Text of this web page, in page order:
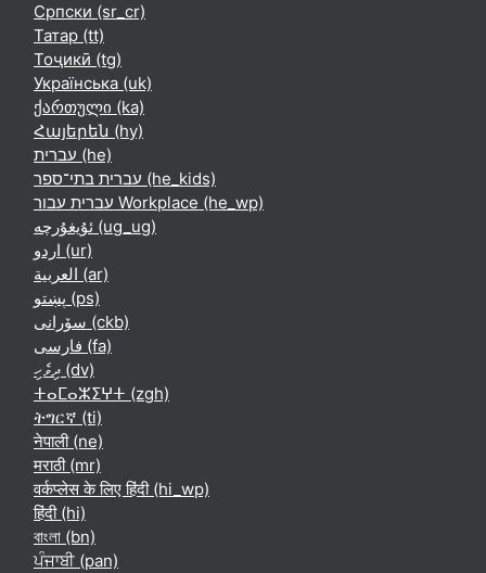
Српски ‎(sr_cr)‎
Татар ‎(tt)‎
Тоҷикӣ ‎(tg)‎
Українська ‎(uk)‎
ქართული ‎(ka)‎
Հայերեն ‎(hy)‎
עברית ‎(he)‎
עברית בתי־ספר ‎(he_kids)‎
עברית עבור Workplace ‎(he_wp)‎
ئۇيغۇرچە ‎(ug_ug)‎
اردو ‎(ur)‎
العربية ‎(ar)‎
پښتو ‎(ps)‎
سۆرانی ‎(ckb)‎
فارسی ‎(fa)‎
ދިވެހި ‎(dv)‎
ⵜⴰⵎⴰⵣⵉⵖⵜ ‎(zgh)‎
ትግርኛ ‎(ti)‎
नेपाली ‎(ne)‎
मराठी ‎(mr)‎
वर्कप्लेस के लिए हिंदी ‎(hi_wp)‎
हिंदी ‎(hi)‎
বাংলা ‎(bn)‎
ਪੰਜਾਬੀ ‎(pan)‎